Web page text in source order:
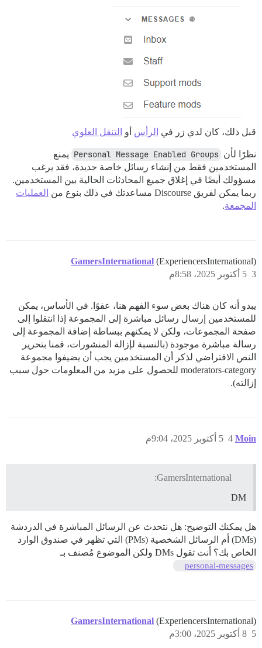
قبل ذلك، كان لدي زر في الرأس أو التنقل العلوي
نظرًا لأن Personal Message Enabled Groups يمنع
المستخدمين فقط من إنشاء رسائل خاصة جديدة، فقد يرغب
مسؤولك أيضًا في إغلاق جميع المحادثات الحالية بين المستخدمين.
ربما يمكن لفريق Discourse مساعدتك في ذلك بنوع من
العمليات
المجمعة.
GamersInternational (ExperiencersInternational)
5 أكتوبر 2025، 8:58م 3
يبدو أنه كان هناك بعض سوء الفهم هنا، عفوًا. في الأساس، يمكن
للمستخدمين إرسال رسائل مباشرة إلى المجموعة إذا انتقلوا إلى
صفحة المجموعات، ولكن لا يمكنهم ببساطة إضافة المجموعة إلى
رسالة مباشرة موجودة (بالنسبة لإزالة المنشورات، قمنا بتحرير
النص الافتراضي لذكر أن المستخدمين يجب أن يضيفوا مجموعة
moderators-category للحصول على مزيد من المعلومات حول سبب
إزالته).
Moin 5 أكتوبر 2025، 9:04م 4
GamersInternational:
DM
هل يمكنك التوضيح: هل نتحدث عن الرسائل المباشرة في الدردشة
(DMs) أم الرسائل الشخصية (PMs) التي تظهر في صندوق الوارد
الخاص بك؟ أنت تقول DMs ولكن الموضوع مُصنف بـ
personal-messages
GamersInternational (ExperiencersInternational)
8 أكتوبر 2025، 3:00م 5